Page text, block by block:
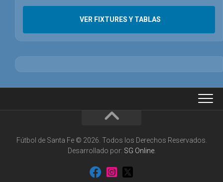
VER FIXTURES Y TABLAS
Fútbol de Santa Fe © 2026. Todos los Derechos Reservados.
Desarrollado por: SG Online.